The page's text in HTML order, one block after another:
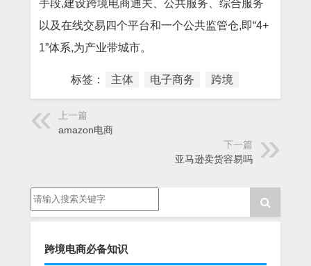
手段,建设跨境电商通关、公共服务、综合服务
以及在线交易四个平台和一个公共监管仓,即“4+
1”体系,为产业带城市。
标签： 主体 电子商务 跨境
上一篇
amazon电商
下一篇
亚马逊卖货容易吗
跨境电商必备知识